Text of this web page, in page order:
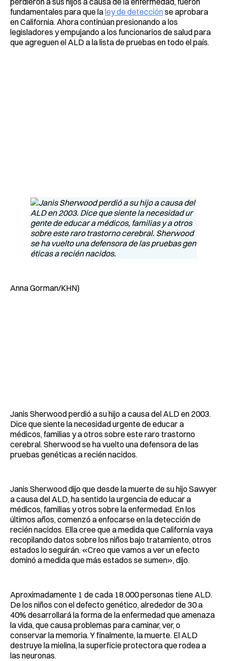
fundamentales para que laley de detecciónse aprobara
en California. Ahora continúan presionando a los
legisladores y empujando a los funcionarios de salud para
que agreguen el ALD a la lista de pruebas en todo el país.
Anna Gorman/KHN)
Janis Sherwood perdió a su hijo a causa del ALD en 2003.
Dice que siente la necesidad urgente de educar a
médicos, familias y a otros sobre este raro trastorno
cerebral. Sherwood se ha vuelto una defensora de las
pruebas genéticas a recién nacidos.
Janis Sherwood dijo que desde la muerte de su hijo Sawyer
a causa del ALD, ha sentido la urgencia de educar a
médicos, familias y otros sobre la enfermedad. En los
últimos años, comenzó a enfocarse en la detección de
recién nacidos. Ella cree que a medida que California vaya
recopilando datos sobre los niños bajo tratamiento, otros
estados lo seguirán. «Creo que vamos a ver un efecto
dominó a medida que más estados se sumen», dijo.
Aproximadamente 1 de cada 18.000 personas tiene ALD.
De los niños con el defecto genético, alrededor de 30 a
40% desarrollará la forma de la enfermedad que amenaza
la vida, que causa problemas para caminar, ver, o
conservar la memoria. Y finalmente, la muerte. El ALD
destruye la mielina, la superficie protectora que rodea a
las neuronas.